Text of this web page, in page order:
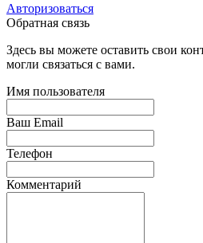
Авторизоваться
Обратная связь
Здесь вы можете оставить свои
могли связаться с вами.
Имя пользователя
Ваш Email
Телефон
Комментарий